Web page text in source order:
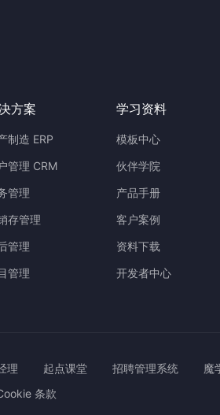
方案
制造 ERP
管理 CRM
管理
存管理
管理
管理
学习资料
模板中心
伙伴学院
产品手册
客户案例
资料下载
开发者中心
理 起点课堂 招聘管理系统 魔
条款